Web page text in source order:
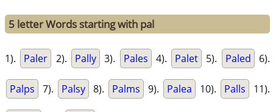
5 letter Words starting with pal
1). Paler 2). Pally 3). Pales 4). Palet 5). Paled 6).
Palps 7). Palsy 8). Palms 9). Palea 10). Palls 11).